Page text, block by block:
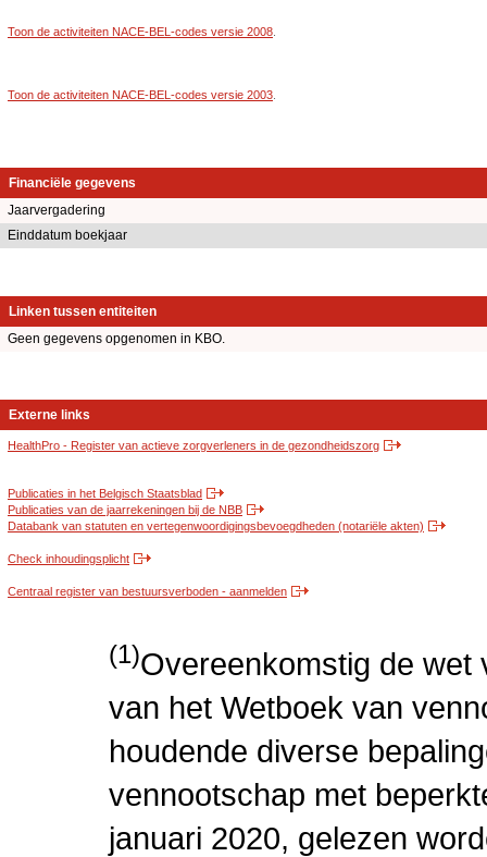
Toon de activiteiten NACE-BEL-codes versie 2008
Toon de activiteiten NACE-BEL-codes versie 2003
Financiële gegevens
Jaarvergadering
Einddatum boekjaar
Linken tussen entiteiten
Geen gegevens opgenomen in KBO.
Externe links
HealthPro - Register van actieve zorgverleners in de gezondheidszorg
Publicaties in het Belgisch Staatsblad
Publicaties van de jaarrekeningen bij de NBB
Databank van statuten en vertegenwoordigingsbevoegdheden (notariële akten)
Check inhoudingsplicht
Centraal register van bestuursverboden - aanmelden
(1)Overeenkomstig de wet
van het Wetboek van
houdende diverse
vennootschap met
januari 2020, gelezen